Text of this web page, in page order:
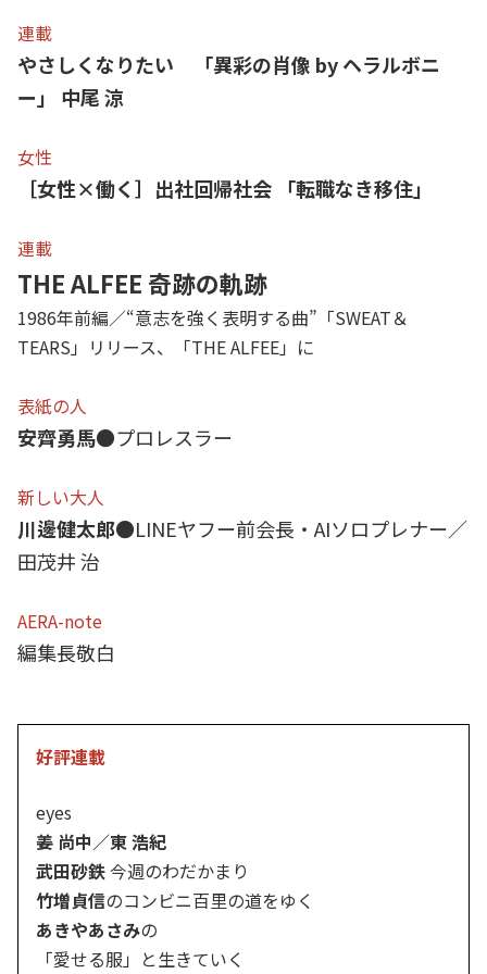
連載
やさしくなりたい 「異彩の肖像 by ヘラルボニ
ー」 中尾 涼
女性
［女性×働く］出社回帰社会 「転職なき移住」
連載
THE ALFEE 奇跡の軌跡
1986年前編／“意志を強く表明する曲”「SWEAT＆
TEARS」リリース、「THE ALFEE」に
表紙の人
安齊勇馬●プロレスラー
新しい大人
川邊健太郎●LINEヤフー前会長・AIソロプレナー／
田茂井 治
AERA-note
編集長敬白
好評連載
eyes
姜 尚中／東 浩紀
武田砂鉄今週のわだかまり
竹増貞信のコンビニ百里の道をゆく
あきやあさみの
「愛せる服」と生きていく